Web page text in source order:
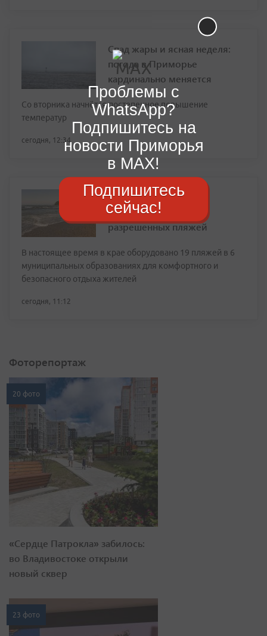
Спад жары и ясная неделя:
погода в Приморье
кардинально меняется
Со вторника начнётся постепенное повышение
температур
сегодня, 12:34
Где можно купаться в
Приморье: список
разрешенных пляжей
В настоящее время в крае оборудовано 19 пляжей в 6
муниципальных образованиях для комфортного и
безопасного отдыха жителей
сегодня, 11:12
Фоторепортаж
20 фото
«Сердце Патрокла» забилось:
во Владивостоке открыли
новый сквер
23 фото
Проблемы с
WhatsApp?
Подпишитесь на
новости Приморья
в MAX!
Подпишитесь
сейчас!